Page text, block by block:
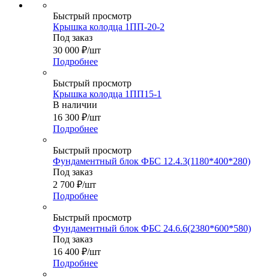
Быстрый просмотр
Крышка колодца 1ПП-20-2
Под заказ
30 000 ₽/шт
Подробнее
Быстрый просмотр
Крышка колодца 1ПП15-1
В наличии
16 300 ₽/шт
Подробнее
Быстрый просмотр
Фундаментный блок ФБС 12.4.3(1180*400*280)
Под заказ
2 700 ₽/шт
Подробнее
Быстрый просмотр
Фундаментный блок ФБС 24.6.6(2380*600*580)
Под заказ
16 400 ₽/шт
Подробнее